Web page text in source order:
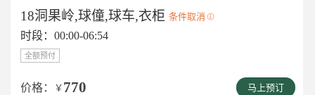
18洞果岭,球僮,球车,衣柜 条件取消
时段：00:00-06:54
全额预付
价格： ￥ 770 马上预订